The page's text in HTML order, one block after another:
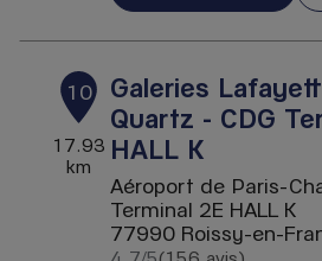
10
17.93
km
Galeries
Quartz - CDG
HALL K
Aéroport de Paris-
Terminal 2E HALL K
77990 Roissy-en-
Note de 4.7 sur 5